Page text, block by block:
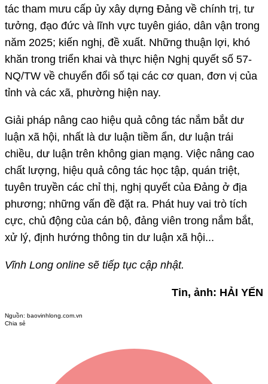
tác tham mưu cấp ủy xây dựng Đảng về chính trị, tư
tưởng, đạo đức và lĩnh vực tuyên giáo, dân vận trong
năm 2025; kiến nghị, đề xuất. Những thuận lợi, khó
khăn trong triển khai và thực hiện Nghị quyết số 57-
NQ/TW về chuyển đổi số tại các cơ quan, đơn vị của
tỉnh và các xã, phường hiện nay.
Giải pháp nâng cao hiệu quả công tác nắm bắt dư
luận xã hội, nhất là dư luận tiềm ẩn, dư luận trái
chiều, dư luận trên không gian mạng. Việc nâng cao
chất lượng, hiệu quả công tác học tập, quán triệt,
tuyên truyền các chỉ thị, nghị quyết của Đảng ở địa
phương; những vấn đề đặt ra. Phát huy vai trò tích
cực, chủ động của cán bộ, đảng viên trong nắm bắt,
xử lý, định hướng thông tin dư luận xã hội...
Vĩnh Long online sẽ tiếp tục cập nhật.
Tin, ảnh: HẢI YẾN
Nguồn: baovinhlong.com.vn
Chia sẻ